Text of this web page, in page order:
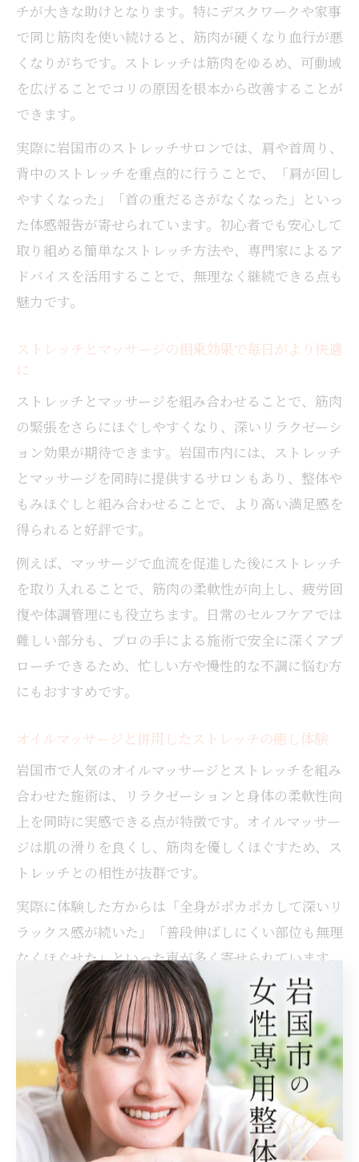
チが大きな助けとなります。特にデスクワークや家事
で同じ筋肉を使い続けると、筋肉が硬くなり血行が悪
くなりがちです。ストレッチは筋肉をゆるめ、可動域
を広げることでコリの原因を根本から改善することが
できます。
実際に岩国市のストレッチサロンでは、肩や首周り、
背中のストレッチを重点的に行うことで、「肩が回し
やすくなった」「首の重だるさがなくなった」といっ
た体感報告が寄せられています。初心者でも安心して
取り組める簡単なストレッチ方法や、専門家によるア
ドバイスを活用することで、無理なく継続できる点も
魅力です。
ストレッチとマッサージの相乗効果で毎日がより快適
に
ストレッチとマッサージを組み合わせることで、筋肉
の緊張をさらにほぐしやすくなり、深いリラクゼーシ
ョン効果が期待できます。岩国市内には、ストレッチ
とマッサージを同時に提供するサロンもあり、整体や
もみほぐしと組み合わせることで、より高い満足感を
得られると好評です。
例えば、マッサージで血流を促進した後にストレッチ
を取り入れることで、筋肉の柔軟性が向上し、疲労回
復や体調管理にも役立ちます。日常のセルフケアでは
難しい部分も、プロの手による施術で安全に深くアプ
ローチできるため、忙しい方や慢性的な不調に悩む方
にもおすすめです。
オイルマッサージと併用したストレッチの癒し体験
岩国市で人気のオイルマッサージとストレッチを組み
合わせた施術は、リラクゼーションと身体の柔軟性向
上を同時に実感できる点が特徴です。オイルマッサー
ジは肌の滑りを良くし、筋肉を優しくほぐすため、ス
トレッチとの相性が抜群です。
実際に体験した方からは「全身がポカポカして深いリ
ラックス感が続いた」「普段伸ばしにくい部位も無理
なくほぐせた」といった声が多く寄せられています。
アロマの香りや心地よいタッチとともに、日常のスト
レスや疲れを癒す特別な時間を過ごせるのも魅力で
仕事帰りに立ち寄れるストレッチ施設の選び方
岩国市でストレッチを気軽に取り入れたい方には、仕
事帰りに立ち寄れるストレッチ施設やマッサージサロ